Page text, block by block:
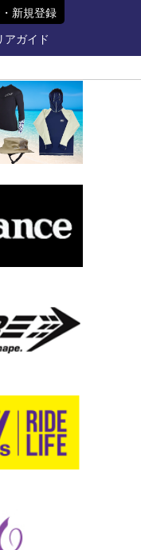
新規登録
アガイド